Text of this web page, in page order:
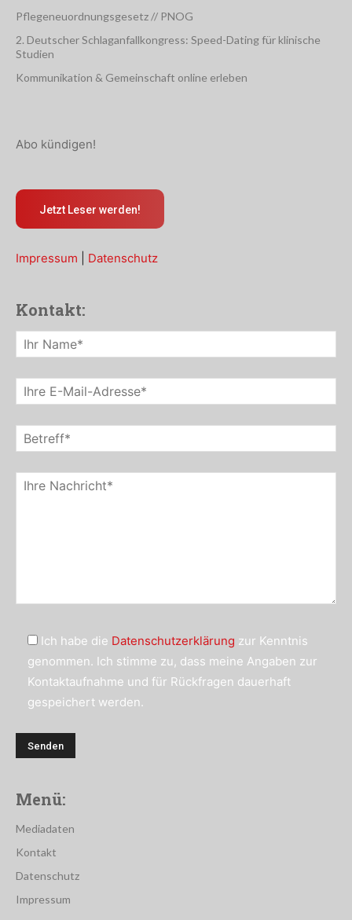
Pflegeneuordnungsgesetz // PNOG
2. Deutscher Schlaganfallkongress: Speed-Dating für klinische
Studien
Kommunikation & Gemeinschaft online erleben
Abo kündigen!
Jetzt Leser werden!
Impressum Datenschutz
Kontakt:
Ich habe die Datenschutzerklärung zur Kenntnis
genommen. Ich stimme zu, dass meine Angaben zur
Kontaktaufnahme und für Rückfragen dauerhaft
gespeichert werden.
Menü:
Mediadaten
Kontakt
Datenschutz
Impressum